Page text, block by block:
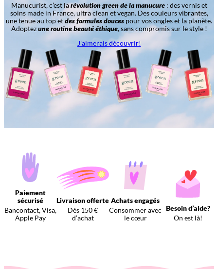
Manucurist, c’est larévolution green de la manucure: des vernis et
soins made in France, ultra clean et vegan. Des couleurs vibrantes,
une tenue au top etdes formules douces pour vos ongles et la planète.
Adoptezune routine beauté éthique, sans compromis sur le style !
J’aimerais découvrir!
Paiement
sécurisé
Bancontact, Visa,
Apple Pay
Livraison offerte
Dès 150 €
d’achat
Achats engagés
Consommer avec
le cœur
Besoin d’aide?
On est là!